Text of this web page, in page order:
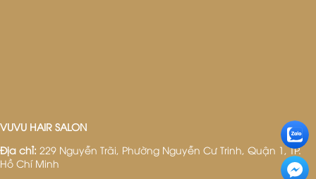
VUVU HAIR SALON
Địa chỉ: 229 Nguyễn Trãi, Phường Nguyễn Cư Trinh, Quận 1, TP.
Hồ Chí Minh